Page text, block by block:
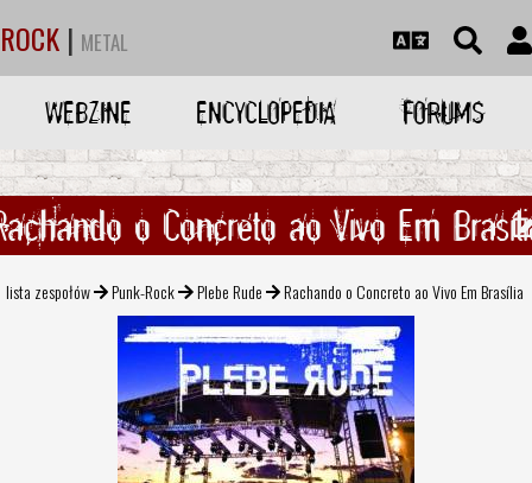
ROCK | METAL
WEBZINE ENCYCLOPEDIA FORUMS
o Concreto ao Vivo Em
lista zespołów Punk-Rock Plebe Rude Rachando o Concreto ao Vivo Em Brasília